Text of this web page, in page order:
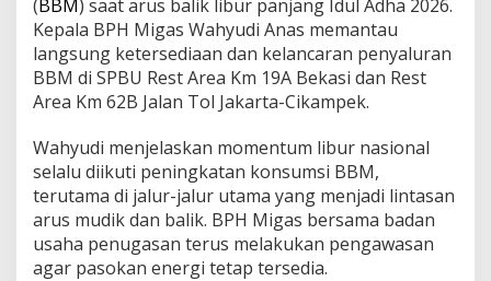
(BBM) saat arus balik libur panjang Idul Adha 2026.
Kepala BPH Migas Wahyudi Anas memantau
langsung ketersediaan dan kelancaran penyaluran
BBM di SPBU Rest Area Km 19A Bekasi dan Rest
Area Km 62B Jalan Tol Jakarta-Cikampek.
Wahyudi menjelaskan momentum libur nasional
selalu diikuti peningkatan konsumsi BBM,
terutama di jalur-jalur utama yang menjadi lintasan
arus mudik dan balik. BPH Migas bersama badan
usaha penugasan terus melakukan pengawasan
agar pasokan energi tetap tersedia.